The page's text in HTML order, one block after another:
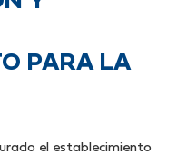
PARA LA
el establecimiento